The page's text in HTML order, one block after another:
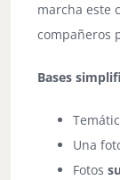
marcha este
compañeros
Bases
Una
Fotos